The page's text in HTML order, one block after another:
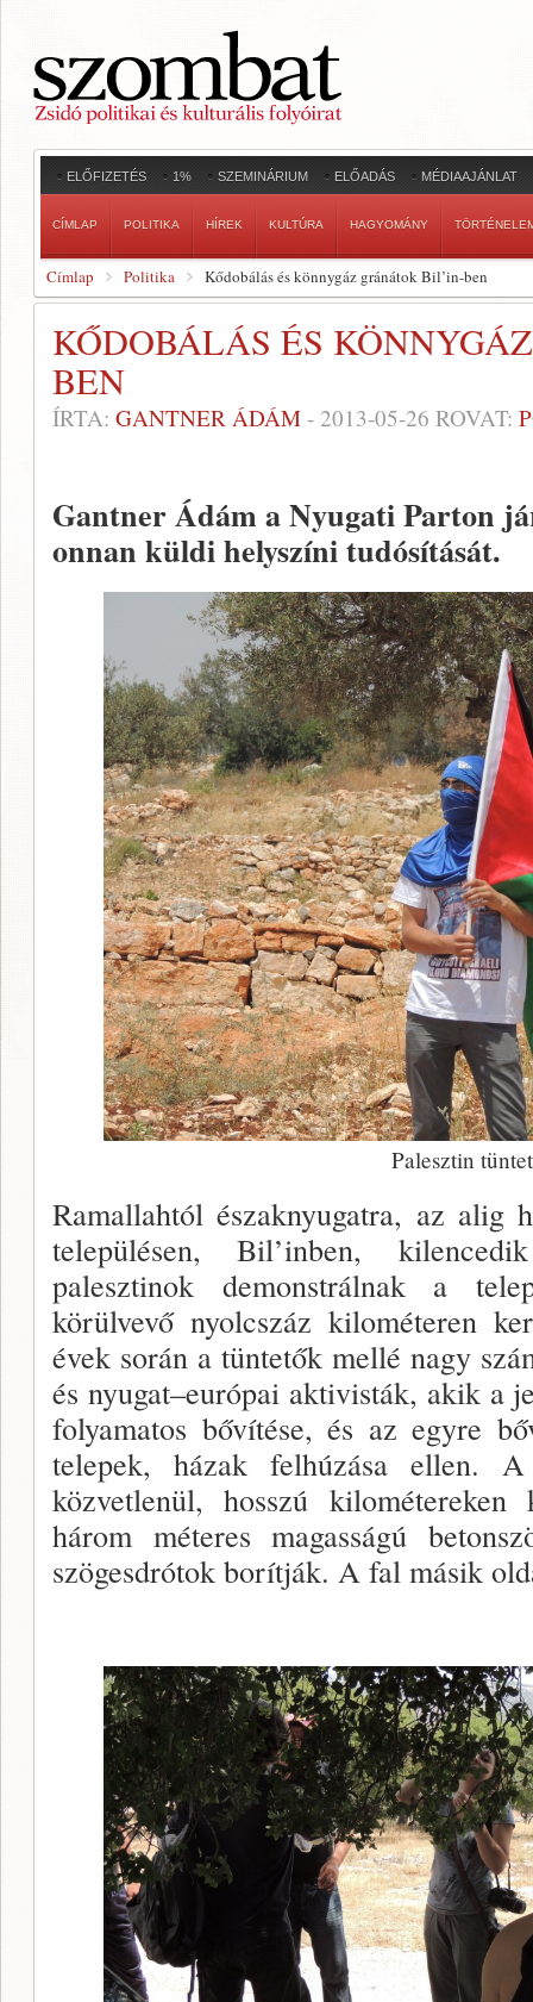
ELŐFIZETÉS 1% SZEMINÁRIUM ELŐADÁS MÉDIAAJÁNLAT
CÍMLAP POLITIKA HÍREK KULTÚRA HAGYOMÁNY
Címlap Politika Kődobálás és könnygáz gránátok Bil’in-ben
KŐDOBÁLÁS ÉS
BEN
ÍRTA: GANTNER ÁDÁM - 2013-05-26 ROVAT:
Gantner Ádám a Nyugati Parton
onnan küldi helyszíni tudósítását.
Palesztin
Ramallahtól északnyugatra, az alig
településen, Bil’inben,
palesztinok demonstrálnak a
körülvevő nyolcszáz kilométeren
évek során a tüntetők mellé nagy
és nyugat–európai aktivisták, akik a
folyamatos bővítése, és az egyre
telepek, házak felhúzása ellen.
közvetlenül, hosszú
három méteres magasságú
szögesdrótok borítják. A fal másik